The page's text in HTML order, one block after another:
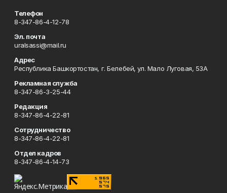
Телефон
8-347-86-4-12-78
Эл. почта
uralsassi@mail.ru
Адрес
Республика Башкортостан, г. Белебей, ул. Мало Луговая, 53А
Рекламная служба
8-347-86-3-25-44
Редакция
8-347-86-4-22-81
Сотрудничество
8-347-86-4-22-81
Отдел кадров
8-347-86-4-14-73